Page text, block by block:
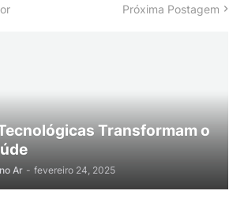
Próxima Postagem
Transformam o
Ar - fevereiro 24, 2025